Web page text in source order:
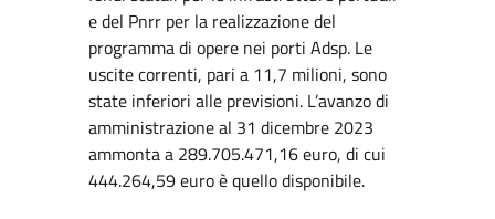
e del Pnrr per la realizzazione del
programma di opere nei porti Adsp. Le
uscite correnti, pari a 11,7 milioni, sono
state inferiori alle previsioni. L’avanzo di
amministrazione al 31 dicembre 2023
ammonta a 289.705.471,16 euro, di cui
444.264,59 euro è quello disponibile.